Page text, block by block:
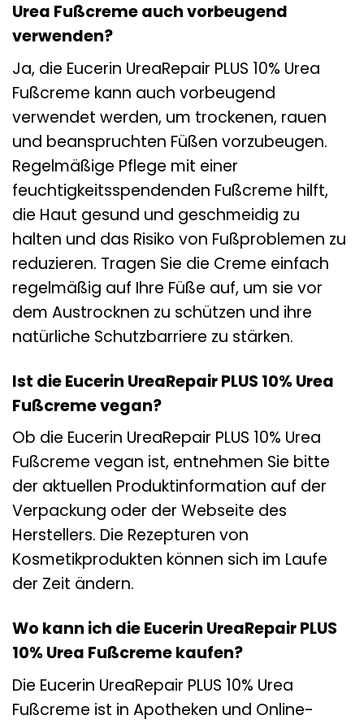
Urea Fußcreme auch vorbeugend
verwenden?
Ja, die Eucerin UreaRepair PLUS 10% Urea
Fußcreme kann auch vorbeugend
verwendet werden, um trockenen, rauen
und beanspruchten Füßen vorzubeugen.
Regelmäßige Pflege mit einer
feuchtigkeitsspendenden Fußcreme hilft,
die Haut gesund und geschmeidig zu
halten und das Risiko von Fußproblemen zu
reduzieren. Tragen Sie die Creme einfach
regelmäßig auf Ihre Füße auf, um sie vor
dem Austrocknen zu schützen und ihre
natürliche Schutzbarriere zu stärken.
Ist die Eucerin UreaRepair PLUS 10% Urea
Fußcreme vegan?
Ob die Eucerin UreaRepair PLUS 10% Urea
Fußcreme vegan ist, entnehmen Sie bitte
der aktuellen Produktinformation auf der
Verpackung oder der Webseite des
Herstellers. Die Rezepturen von
Kosmetikprodukten können sich im Laufe
der Zeit ändern.
Wo kann ich die Eucerin UreaRepair PLUS
10% Urea Fußcreme kaufen?
Die Eucerin UreaRepair PLUS 10% Urea
Fußcreme ist in Apotheken und Online-